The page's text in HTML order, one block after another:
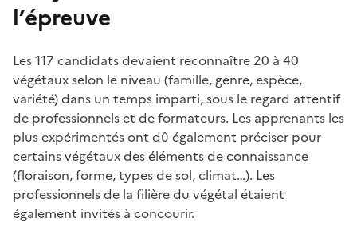
l’épreuve
Les 117 candidats devaient reconnaître 20 à 40
végétaux selon le niveau (famille, genre, espèce,
variété) dans un temps imparti, sous le regard attentif
de professionnels et de formateurs. Les apprenants les
plus expérimentés ont dû également préciser pour
certains végétaux des éléments de connaissance
(floraison, forme, types de sol, climat…). Les
professionnels de la filière du végétal étaient
également invités à concourir.